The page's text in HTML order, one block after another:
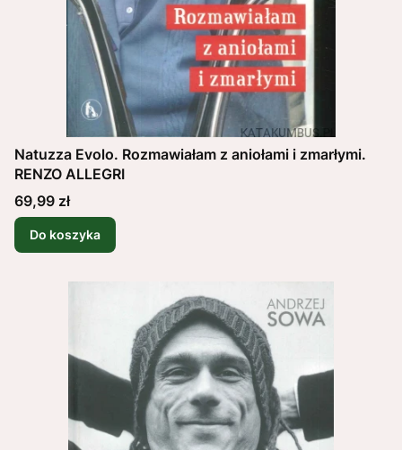
Natuzza Evolo. Rozmawiałam z aniołami i zmarłymi.
RENZO ALLEGRI
Cena
69,99 zł
Do koszyka